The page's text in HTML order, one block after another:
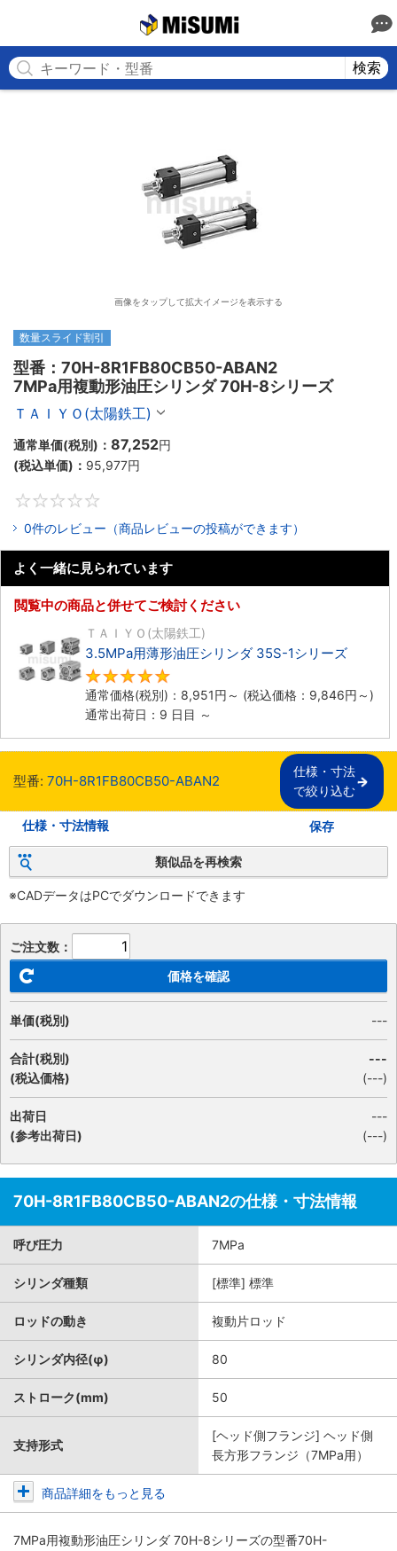
検索
画像をタップして拡大イメージを表示する
数量スライド割引
型番：70H-8R1FB80CB50-ABAN2
7MPa用複動形油圧シリンダ 70H-8シリーズ
ＴＡＩＹＯ(太陽鉄工)
通常単価(税別)： 87,252円
(税込単価)： 95,977円
0件のレビュー（商品レビューの投稿ができます）
よく一緒に見られています
閲覧中の商品と併せてご検討ください
ＴＡＩＹＯ(太陽鉄工)
3.5MPa用薄形油圧シリンダ 35S-1シリーズ
通常価格(税別)： 8,951円 ～ (税込価格： 9,846円 ～)
通常出荷日：9 日目 ～
型番: 70H-8R1FB80CB50-ABAN2
仕様・寸法
で絞り込む
仕様・寸法情報 保存
類似品を再検索
※CADデータはPCでダウンロードできます
ご注文数：
価格を確認
単価(税別) ---
合計(税別)
(税込価格)
---
(---)
出荷日
(参考出荷日)
---
(---)
70H-8R1FB80CB50-ABAN2の仕様・寸法情報
呼び圧力 7MPa
シリンダ種類 [標準] 標準
ロッドの動き 複動片ロッド
シリンダ内径(φ) 80
ストローク(mm) 50
支持形式
[ヘッド側フランジ] ヘッド側
長方形フランジ（7MPa用）
商品詳細をもっと見る
7MPa用複動形油圧シリンダ 70H-8シリーズの型番70H-